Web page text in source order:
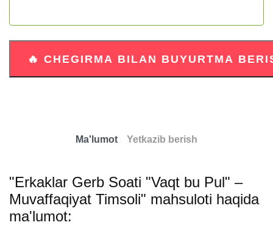
Ma'lumot Yetkazib berish
"Erkaklar Gerb Soati "Vaqt bu Pul" –
Muvaffaqiyat Timsoli" mahsuloti haqida
ma'lumot: